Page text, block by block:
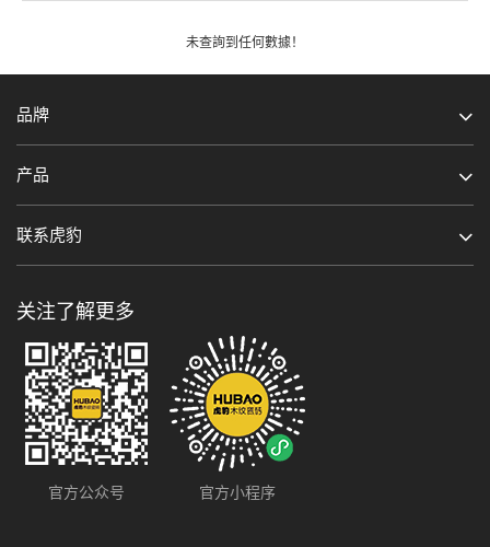
未查詢到任何數據！
品牌
产品
联系虎豹
关注了解更多
官方公众号 官方小程序